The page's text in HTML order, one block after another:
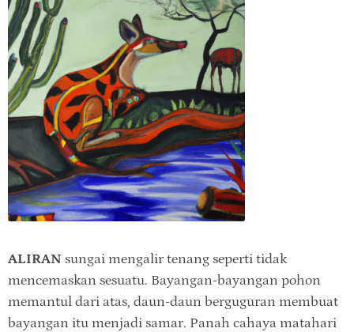
ALIRAN sungai mengalir tenang seperti tidak
mencemaskan sesuatu. Bayangan-bayangan pohon
memantul dari atas, daun-daun berguguran membuat
bayangan itu menjadi samar. Panah cahaya matahari